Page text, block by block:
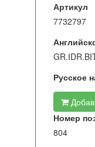
Артикул
7732797
Русское
Номер
804